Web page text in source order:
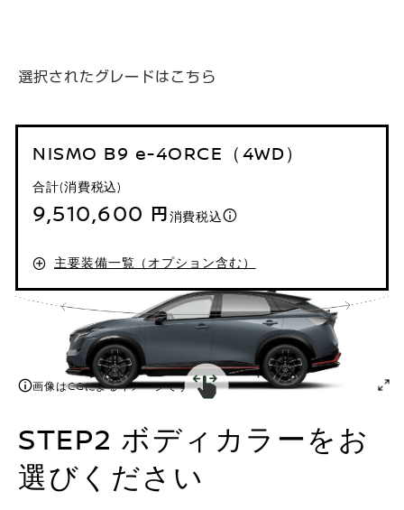
選択されたグレードはこちら
NISMO B9 e-4ORCE（4WD）
合計(消費税込)
9,510,600 円消費税込
主要装備一覧（オプション含む）
画像はCGによるイメージです
STEP2 ボディカラーをお
選びください